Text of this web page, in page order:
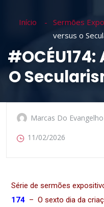
Início Sermões
versus o
O
Marcas Do Evangelho
11/02/2026
Série de sermões
174 – O sexto dia da